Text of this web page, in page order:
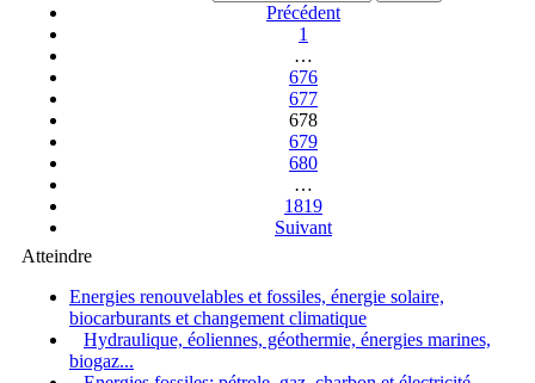
Précédent
1
…
676
677
678
679
680
…
1819
Suivant
Atteindre
Energies renouvelables et fossiles, énergie solaire,
biocarburants et changement climatique
Hydraulique, éoliennes, géothermie, énergies marines,
biogaz...